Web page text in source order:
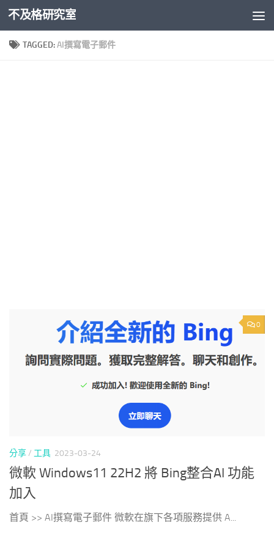
Skip to content
不及格研究室
TAGGED:AI撰寫電子郵件
0
分享/ 工具 2023-03-24
微軟 Windows11 22H2 將 Bing整合AI 功能
加入
首頁 >> AI撰寫電子郵件 微軟在旗下各項服務提供 A...